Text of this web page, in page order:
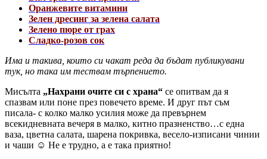
Оранжевите витамини
Зелен дресинг за зелена салата
Зелено пюре от грах
Сладко-розов сок
Има и такива, които си чакат реда да бъдат публикувани
тук, но така им тествам търпението.
Мисълта „Нахрани очите си с храна“ се опитвам да я
спазвам или поне през повечето време. И друг път съм
писала- с колко малко усилия може да превърнем
всекидневната вечеря в малко, китно празненство…с една
ваза, цветна салата, шарена покривка, весело-изписани чинии
и чаши ☺ Не е трудно, а е така приятно!